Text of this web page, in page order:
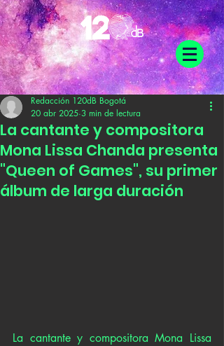
La cantante y compositora
Mona Lissa Chanda presenta
"Queen of Games", su primer
álbum de larga duración
Redacción 120dB Bogotá
20 abr 2025 3 min de lectura
La cantante y compositora Mona Lissa